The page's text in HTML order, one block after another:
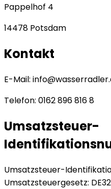
Pappelhof 4
14478 Potsdam
Kontakt
E-Mail:
Telefon: 0162 896 816 8
Umsatzsteuer-
Umsatzsteuer-
Umsatzsteuergesetz: